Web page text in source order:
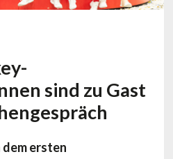
sind zu Gast
dem ersten